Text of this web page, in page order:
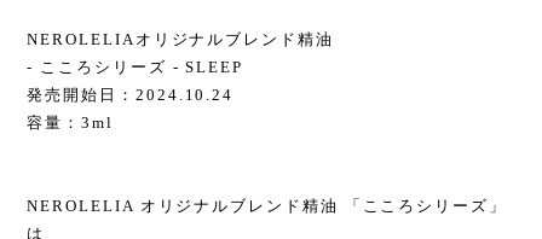
NEROLELIAオリジナルブレンド精油
- こころシリーズ - SLEEP
発売開始日：2024.10.24
容量：3ml
NEROLELIA オリジナルブレンド精油 「こころシリーズ」
は